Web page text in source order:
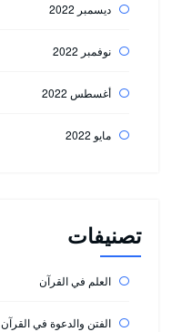
ديسمبر 2022
نوفمبر 2022
أغسطس 2022
مايو 2022
تصنيفات
العلم في القرآن
الفتن والدعوة في القرآن